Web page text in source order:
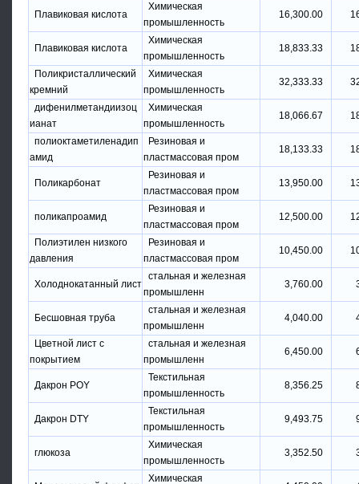
Плавиковая кислота
Химическая
промышленность
16,300.00
Плавиковая кислота
Химическая
промышленность
18,833.33
Поликристаллический
кремний
Химическая
промышленность
32,333.33
дифенилметандиизоц
ианат
Химическая
промышленность
18,066.67
полиоктаметиленадип
амид
Резиновая и
пластмассовая пром
18,133.33
Поликарбонат
Резиновая и
пластмассовая пром
13,950.00
поликапроамид
Резиновая и
пластмассовая пром
12,500.00
Полиэтилен низкого
давления
Резиновая и
пластмассовая пром
10,450.00
Холоднокатанный лист
стальная и железная
промышленн
3,760.00
Бесшовная труба
стальная и железная
промышленн
4,040.00
Цветной лист с
покрытием
стальная и железная
промышленн
6,450.00
Дакрон POY
Текстильная
промышленность
8,356.25
Дакрон DTY
Текстильная
промышленность
9,493.75
глюкоза
Химическая
промышленность
3,352.50
Химическая